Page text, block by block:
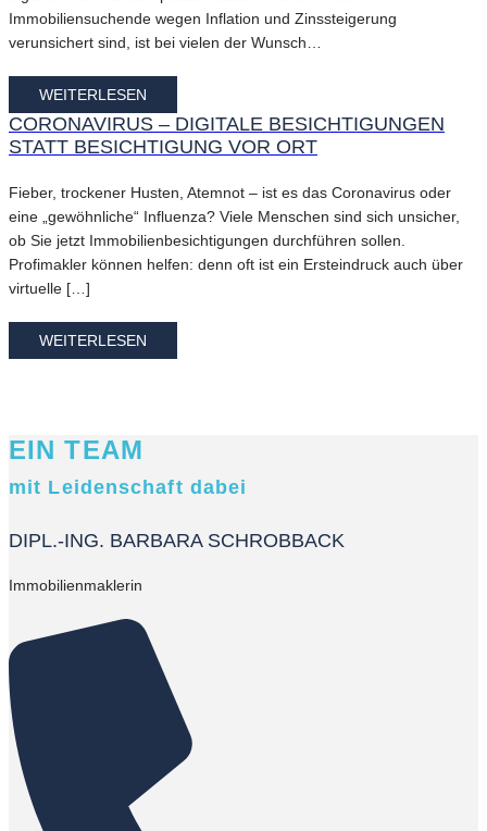
Immobiliensuchende wegen Inflation und Zinssteigerung
verunsichert sind, ist bei vielen der Wunsch…
WEITERLESEN
CORONAVIRUS – DIGITALE BESICHTIGUNGEN
STATT BESICHTIGUNG VOR ORT
Fieber, trockener Husten, Atemnot – ist es das Coronavirus oder
eine „gewöhnliche“ Influenza? Viele Menschen sind sich unsicher,
ob Sie jetzt Immobilienbesichtigungen durchführen sollen.
Profimakler können helfen: denn oft ist ein Ersteindruck auch über
virtuelle […]
WEITERLESEN
EIN TEAM
mit Leidenschaft dabei
DIPL.-ING. BARBARA SCHROBBACK
Immobilienmaklerin